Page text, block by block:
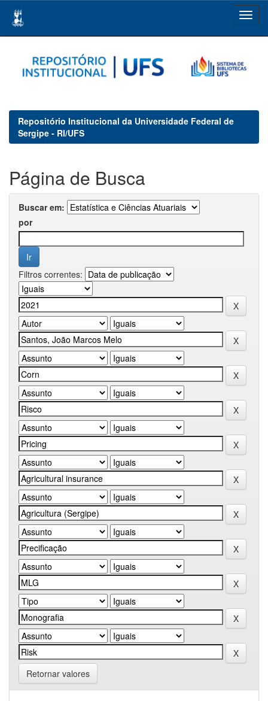
navigation
Repositório Institucional da Universidade Federal de
Sergipe - RI/UFS
Página de Busca
Buscar em:
por
Filtros correntes:
Retornar valores